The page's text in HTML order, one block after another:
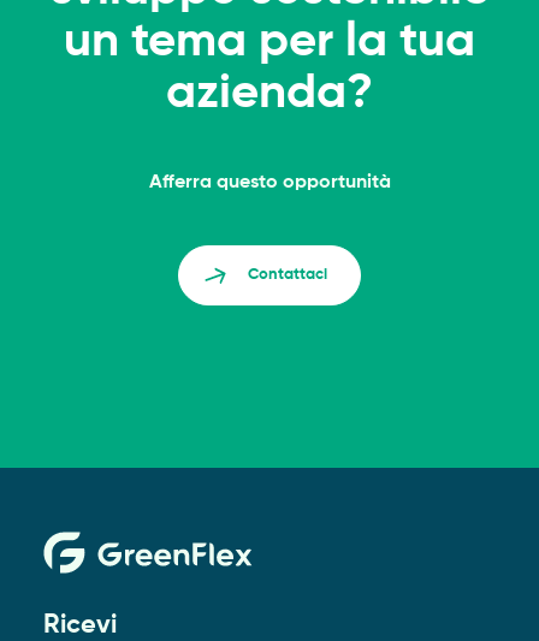
un tema per la tua
azienda?
Afferra questo opportunità
Contattaci
Ricevi